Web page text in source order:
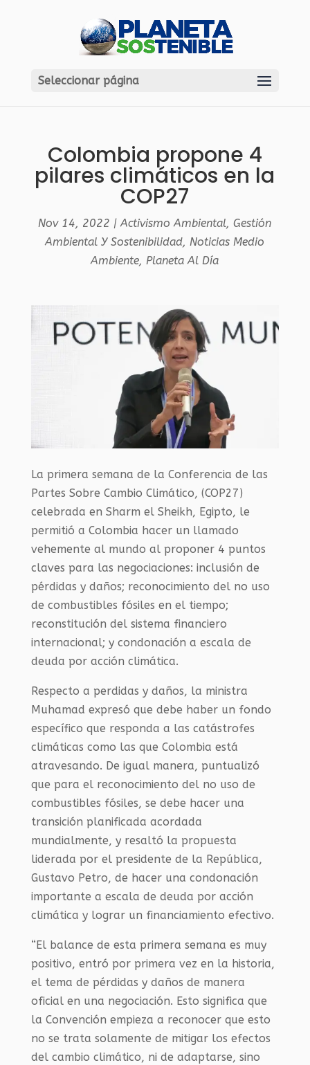
Seleccionar página
Colombia propone 4
pilares climáticos en la
COP27
Nov 14, 2022 |Activismo Ambiental,Gestión
Ambiental Y Sostenibilidad,Noticias Medio
Ambiente,Planeta Al Día
La primera semana de la Conferencia de las
Partes Sobre Cambio Climático, (COP27)
celebrada en Sharm el Sheikh, Egipto, le
permitió a Colombia hacer un llamado
vehemente al mundo al proponer 4 puntos
claves para las negociaciones: inclusión de
pérdidas y daños; reconocimiento del no uso
de combustibles fósiles en el tiempo;
reconstitución del sistema financiero
internacional; y condonación a escala de
deuda por acción climática.
Respecto a perdidas y daños, la ministra
Muhamad expresó que debe haber un fondo
específico que responda a las catástrofes
climáticas como las que Colombia está
atravesando. De igual manera, puntualizó
que para el reconocimiento del no uso de
combustibles fósiles, se debe hacer una
transición planificada acordada
mundialmente, y resaltó la propuesta
liderada por el presidente de la República,
Gustavo Petro, de hacer una condonación
importante a escala de deuda por acción
climática y lograr un financiamiento efectivo.
“El balance de esta primera semana es muy
positivo, entró por primera vez en la historia,
el tema de pérdidas y daños de manera
oficial en una negociación. Esto significa que
la Convención empieza a reconocer que esto
no se trata solamente de mitigar los efectos
del cambio climático, ni de adaptarse, sino